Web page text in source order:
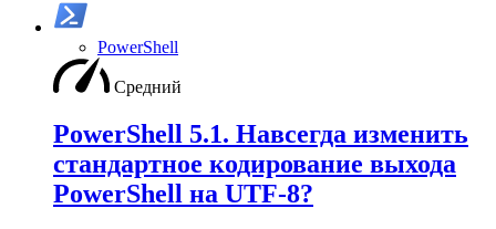
PowerShell
Средний
PowerShell 5.1. Навсегда изменить
стандартное кодирование выхода
PowerShell на UTF-8?